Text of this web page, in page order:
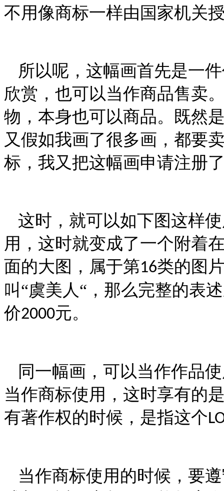
不用像商标一样由国家机关
所以呢，这幅画首先是一
欣赏，也可以当作商品售卖
物，本身也可以商品。既然
又假如我画了很多画，都要
标，我又把这幅画申请注册
这时，就可以如下图这样
用，这时就变成了一个附着
面的大图，属于第16类的图
叫“虞美人“，那么完整的表
价2000元。
同一幅画，可以当作作品
当作商标使用，这时享有的
有著作权的时候，是指这个
当作商标使用的时候，要